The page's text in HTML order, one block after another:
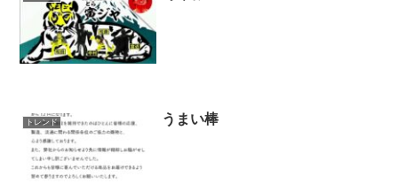
トレンド うまい棒